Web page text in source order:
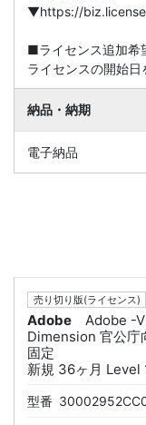
▼https://
■ライセンス追加希
ライセンスの開始
納品・納期
電子納品
売り切り版(ライセンス)
Adobe
Adobe -
Dimension 官公庁
固定
新規 36ヶ月 Level
型番